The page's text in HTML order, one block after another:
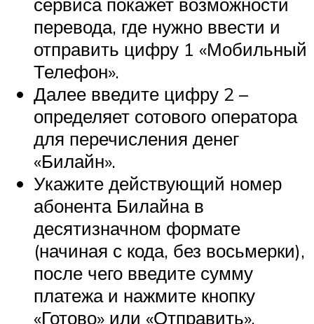
перевода, где нужно ввести и
отправить цифру 1 «Мобильный
Телефон».
Далее введите цифру 2 –
определяет сотового оператора
для перечисления денег
«Билайн».
Укажите действующий номер
абонента Билайна в
десятизначном формате
(начиная с кода, без восьмерки),
после чего введите сумму
платежа и нажмите кнопку
«Готово» или «Отправить».